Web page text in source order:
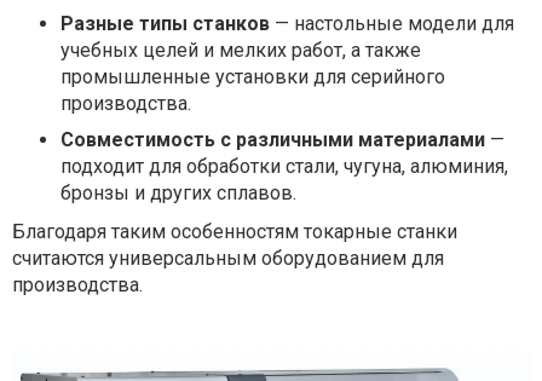
Разные типы станков — настольные модели для
учебных целей и мелких работ, а также
промышленные установки для серийного
производства.
Совместимость с различными материалами —
подходит для обработки стали, чугуна, алюминия,
бронзы и других сплавов.
Благодаря таким особенностям токарные станки
считаются универсальным оборудованием для
производства.